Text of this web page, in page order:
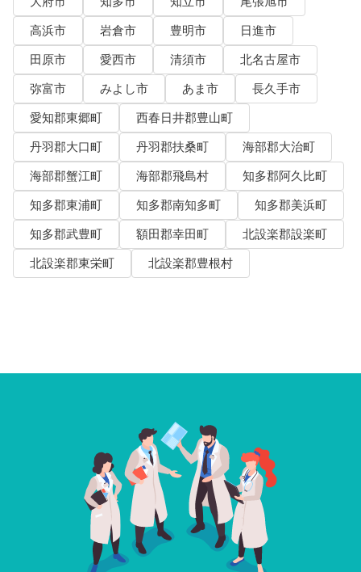
高浜市
岩倉市 豊明市
日進市
田原市
愛西市 清須市
北名古屋市
弥富市
みよし市 あま市
長久手市
愛知郡東郷町
西春日井郡豊山町
丹羽郡大口町
丹羽郡扶桑町
海部郡大治町
海部郡蟹江町
海部郡飛島村
知多郡阿久比町
知多郡東浦町
知多郡南知多町
知多郡美浜町
知多郡武豊町
額田郡幸田町
北設楽郡設楽町
北設楽郡東栄町
北設楽郡豊根村